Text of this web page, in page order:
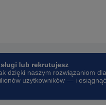
lub rekrutujesz
dzięki naszym rozwiązaniom dla
użytkowników — i osiągnąć